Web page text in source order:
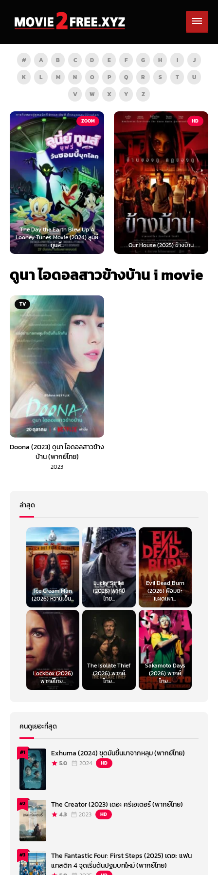
# A B C D E F G H I
J
K
L M N O P Q R S T
U
V
W X Y Z
ZOOM
Blew Up A
(2024) ลูนี่ย์
HD
Our House (2025) ข้างบ้าน
TV
Teach You a Lesson
นี้ต้องโดนสั่งส
ดูนา ไอดอลสาวข้างบ้าน i movie
TV
Doona (2023) ดูนา ไอดอลสาวข้าง
บ้าน (พากย์ไทย)
2023
ล่าสุด
Ice Cream Man
(2026) หวานเย็น...
Lucky Strike
(2026) พากย์
ไทย...
Evil Dead Burn
(2026) ผีอมตะ
แผดเผา...
Lockbox (2026)
พากย์ไทย...
The Isolate Thief
(2026) พากย์
ไทย...
Sakamoto Days
(2026) พากย์
ไทย...
คนดูเยอะที่สุด
#1 Exhuma (2024) ขุดมันขึ้นมาจากหลุม (พากย์ไทย)
5.0 2024 HD
#2 The Creator (2023) เดอะ ครีเอเตอร์ (พากย์ไทย)
4.3 2023 HD
#3
The Fantastic Four: First Steps (2025) เดอะ แฟน
แทสติก 4 จุดเริ่มต้นปฐมบทใหม่ (พากย์ไทย)